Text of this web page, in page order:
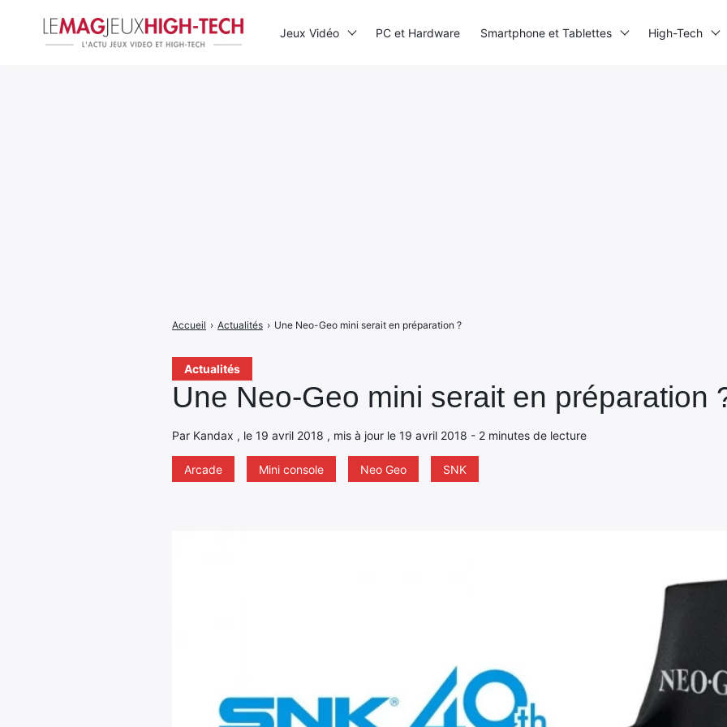
Actualités
Une Neo-Geo mini serait en préparation
Par Kandax , le 19 avril 2018 , mis à jour le 19 avril 2018 - 2 minutes de lecture
Arcade Mini console Neo Geo SNK
Accueil › Actualités › Une Neo-Geo mini serait en préparation ?
Jeux Vidéo PC et Hardware Smartphone et Tablettes High-Tech